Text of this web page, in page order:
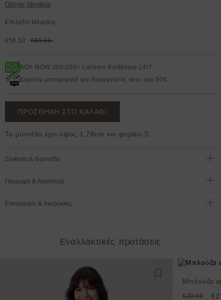
Οδηγός Μεγεθών
Επιλέξτε Μέγεθος
€59,50 €85,00
BOX NOW 200.000+ Lockers διαθέσιμα 24/7
Δωρεάν μεταφορικά για παραγγελίες άνω των 50€.
ΠΡΟΣΘΗΚΗ ΣΤΟ ΚΑΛΑΘΙ
Το μοντέλο έχει ύψος 1,78cm και φοράει S
Σύνθεση & Φροντίδα
Πληρωμή & Αποστολή
Επιστροφές & Ακυρώσεις
Εναλλακτικές προτάσεις
Προσθήκη στη
Μπλούζα
€39,90